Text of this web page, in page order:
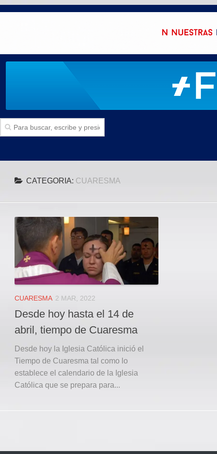
Politica
Local
JUDICIAL
ÁREA METROPOLITANA
REGIONAL
DEPARTAMENTAL
Internacional
OPINIÓN
facebook
Twitter
CATEGORIA: CUARESMA
CUARESMA 2 MAR, 2022
Desde hoy hasta el 14 de
abril, tiempo de Cuaresma
Desde hoy la Iglesia Católica inició el
Tiempo de Cuaresma tal como lo
establece el calendario de la Iglesia
Católica que se prepara para...